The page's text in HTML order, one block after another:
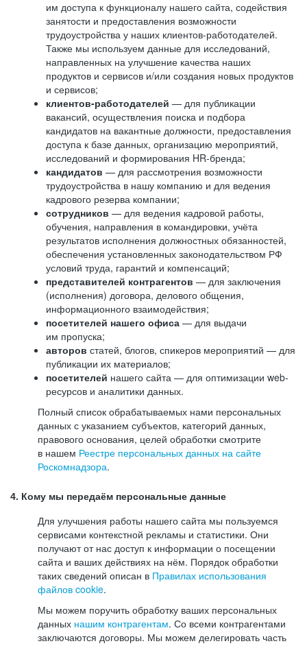
им доступа к функционалу нашего сайта, содействия
занятости и предоставления возможности
трудоустройства у наших клиентов-работодателей.
Также мы используем данные для исследований,
направленных на улучшение качества наших
продуктов и сервисов и/или создания новых продуктов
и сервисов;
клиентов-работодателей — для публикации
вакансий, осуществления поиска и подбора
кандидатов на вакантные должности, предоставления
доступа к базе данных, организацию мероприятий,
исследований и формирования HR-бренда;
кандидатов — для рассмотрения возможности
трудоустройства в нашу компанию и для ведения
кадрового резерва компании;
сотрудников — для ведения кадровой работы,
обучения, направления в командировки, учёта
результатов исполнения должностных обязанностей,
обеспечения установленных законодательством РФ
условий труда, гарантий и компенсаций;
представителей контрагентов — для заключения
(исполнения) договора, делового общения,
информационного взаимодействия;
посетителей нашего офиса — для выдачи
им пропуска;
авторов статей, блогов, спикеров мероприятий — для
публикации их материалов;
посетителей нашего сайта — для оптимизации web-
ресурсов и аналитики данных.
Полный список обрабатываемых нами персональных
данных с указанием субъектов, категорий данных,
правового основания, целей обработки смотрите
в нашем Реестре персональных данных на сайте
Роскомнадзора.
4. Кому мы передаём персональные данные
Для улучшения работы нашего сайта мы пользуемся
сервисами контекстной рекламы и статистики. Они
получают от нас доступ к информации о посещении
сайта и ваших действиях на нём. Порядок обработки
таких сведений описан в Правилах использования
файлов cookie.
Мы можем поручить обработку ваших персональных
данных нашим контрагентам. Со всеми контрагентами
заключаются договоры. Мы можем делегировать часть